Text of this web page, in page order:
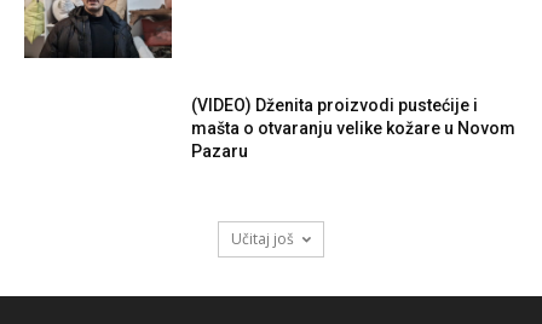
(VIDEO) Dženita proizvodi pustećije i
mašta o otvaranju velike kožare u Novom
Pazaru
Učitaj još